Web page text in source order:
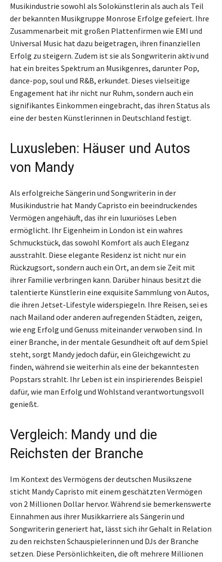
Musikindustrie sowohl als Solokünstlerin als auch als Teil
der bekannten Musikgruppe Monrose Erfolge gefeiert. Ihre
Zusammenarbeit mit großen Plattenfirmen wie EMI und
Universal Music hat dazu beigetragen, ihren finanziellen
Erfolg zu steigern. Zudem ist sie als Songwriterin aktiv und
hat ein breites Spektrum an Musikgenres, darunter Pop,
dance-pop, soul und R&B, erkundet. Dieses vielseitige
Engagement hat ihr nicht nur Ruhm, sondern auch ein
signifikantes Einkommen eingebracht, das ihren Status als
eine der besten Künstlerinnen in Deutschland festigt.
Luxusleben: Häuser und Autos
von Mandy
Als erfolgreiche Sängerin und Songwriterin in der
Musikindustrie hat Mandy Capristo ein beeindruckendes
Vermögen angehäuft, das ihr ein luxuriöses Leben
ermöglicht. Ihr Eigenheim in London ist ein wahres
Schmuckstück, das sowohl Komfort als auch Eleganz
ausstrahlt. Diese elegante Residenz ist nicht nur ein
Rückzugsort, sondern auch ein Ort, an dem sie Zeit mit
ihrer Familie verbringen kann. Darüber hinaus besitzt die
talentierte Künstlerin eine exquisite Sammlung von Autos,
die ihren Jetset-Lifestyle widerspiegeln. Ihre Reisen, sei es
nach Mailand oder anderen aufregenden Städten, zeigen,
wie eng Erfolg und Genuss miteinander verwoben sind. In
einer Branche, in der mentale Gesundheit oft auf dem Spiel
steht, sorgt Mandy jedoch dafür, ein Gleichgewicht zu
finden, während sie weiterhin als eine der bekanntesten
Popstars strahlt. Ihr Leben ist ein inspirierendes Beispiel
dafür, wie man Erfolg und Wohlstand verantwortungsvoll
genießt.
Vergleich: Mandy und die
Reichsten der Branche
Im Kontext des Vermögens der deutschen Musikszene
sticht Mandy Capristo mit einem geschätzten Vermögen
von 2 Millionen Dollar hervor. Während sie bemerkenswerte
Einnahmen aus ihrer Musikkarriere als Sängerin und
Songwriterin generiert hat, lässt sich ihr Gehalt in Relation
zu den reichsten Schauspielerinnen und DJs der Branche
setzen. Diese Persönlichkeiten, die oft mehrere Millionen